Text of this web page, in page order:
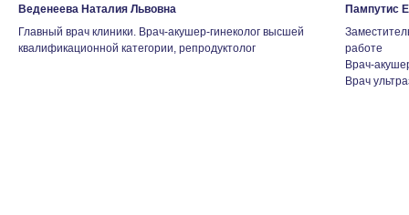
Веденеева Наталия Львовна
Главный врач клиники. Врач-акушер-гинеколог высшей
квалификационной категории, репродуктолог
Пампутис
работе
Врач-
Врач